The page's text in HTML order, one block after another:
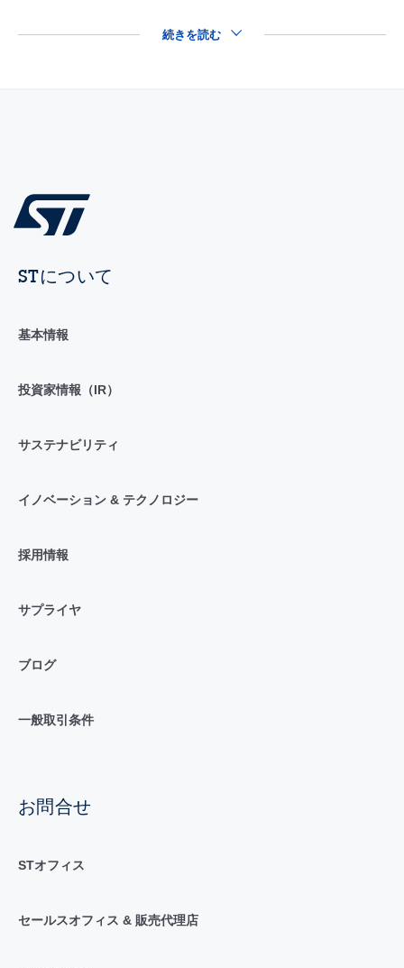
続きを読む
STについて
基本情報
投資家情報（IR）
サステナビリティ
イノベーション & テクノロジー
採用情報
サプライヤ
ブログ
一般取引条件
お問合せ
STオフィス
セールスオフィス & 販売代理店